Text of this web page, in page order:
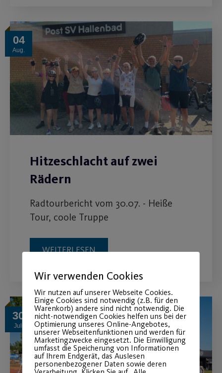
04
Aug.
Hitzeschlacht auf zwei
Rädern
Radtourbericht vom 30.07. - Heiße
Tour, coole Truppe
WEITERLESEN
30
Juli
Wir verwenden Cookies
Wir nutzen auf unserer Webseite Cookies.
Einige Cookies sind notwendig (z.B. für den
Warenkorb) andere sind nicht notwendig. Die
nicht-notwendigen Cookies helfen uns bei der
Optimierung unseres Online-Angebotes,
unserer Webseitenfunktionen und werden für
Marketingzwecke eingesetzt. Die Einwilligung
umfasst die Speicherung von Informationen
auf Ihrem Endgerät, das Auslesen
personenbezogener Daten sowie deren